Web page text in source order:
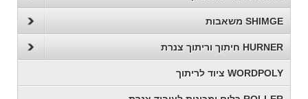
SHIMGE משאבות
HURNER חיתוך וריתוך צנרת
WORDPOLY ציוד לריתוך